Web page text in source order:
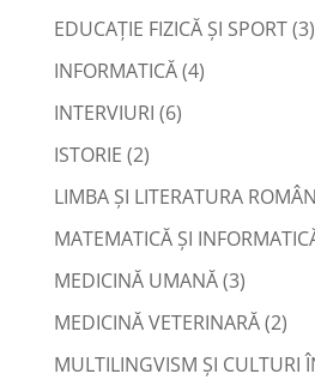
EDUCAŢIE FIZICĂ ŞI SPORT(3)
INFORMATICĂ(4)
INTERVIURI (6)
ISTORIE (2)
LIMBA ŞI LITERATURA
MATEMATICĂ ŞI
MEDICINĂ UMANĂ(3)
MEDICINĂ VETERINARĂ(2)
MULTILINGVISM ȘI CULTURI